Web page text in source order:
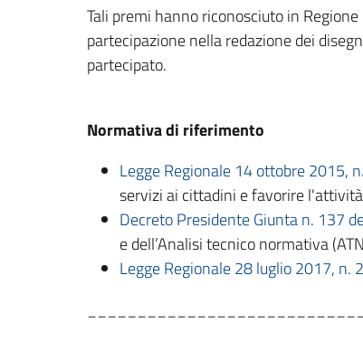
Tali premi hanno riconosciuto in
partecipazione nella redazione dei
partecipato.
Normativa di riferimento
Legge Regionale 14 ottobre 2015,
servizi ai cittadini e favorire
Decreto Presidente Giunta n. 137
e dell’Analisi tecnico normativa
Legge Regionale 28 luglio 2017, n.